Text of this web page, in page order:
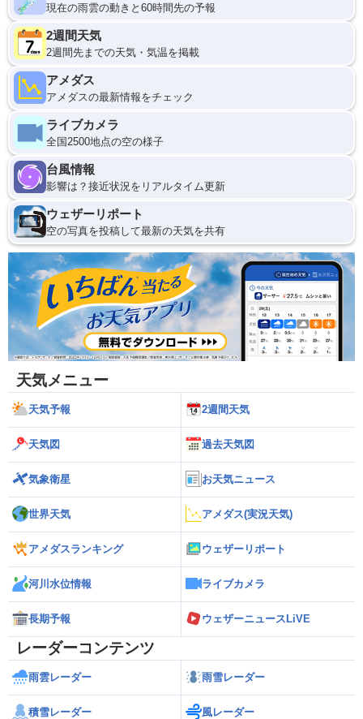
現在の雨雲の動きと60時間先の予報
2週間天気
2週間先までの天気・気温を掲載
アメダス
アメダスの最新情報をチェック
ライブカメラ
全国2500地点の空の様子
台風情報
影響は？接近状況をリアルタイム更新
ウェザーリポート
空の写真を投稿して最新の天気を共有
天気メニュー
天気予報 2週間天気
天気図 過去天気図
気象衛星 お天気ニュース
世界天気 アメダス(実況天気)
アメダスランキング ウェザーリポート
河川水位情報 ライブカメラ
長期予報 ウェザーニュースLiVE
レーダーコンテンツ
雨雲レーダー 雨雪レーダー
積雪レーダー 風レーダー